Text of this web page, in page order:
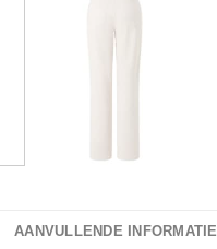
AANVULLENDE INFORMATIE